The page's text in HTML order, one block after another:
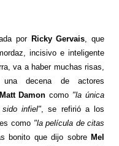
por Ricky Gervais, que
incisivo e inteligente
va a haber muchas risas,
decena de actores
Matt Damon como "la única
infiel", se refirió a los
como "la película de citas
bonito que dijo sobre Mel